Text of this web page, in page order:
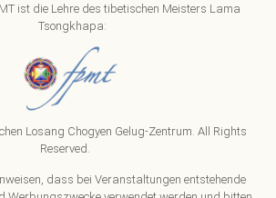
ist die Lehre des tibetischen Meisters Lama
Tsongkhapa:
Losang Chogyen Gelug-Zentrum. All Rights
Reserved.
dass bei Veranstaltungen entstehende